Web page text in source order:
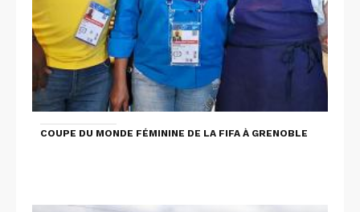
COUPE DU MONDE FÉMININE DE LA FIFA À GRENOBLE